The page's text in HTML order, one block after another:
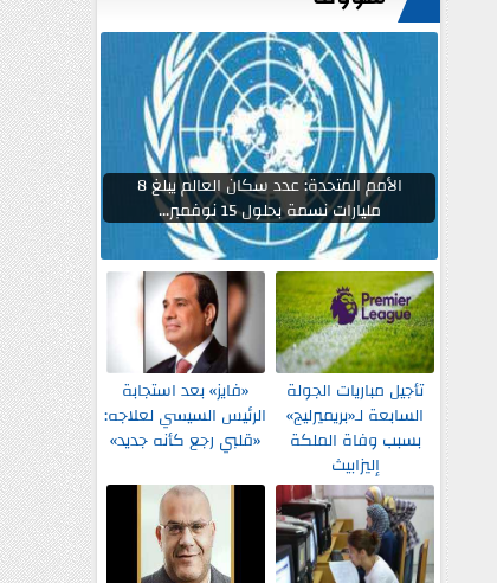
الأمم المتحدة: عدد سكان العالم يبلغ 8
مليارات نسمة بحلول 15 نوفمبر...
تأجيل مباريات الجولة
السابعة لـ«بريميرليج»
بسبب وفاة الملكة
إليزابيث
«فايز» بعد استجابة
الرئيس السيسي لعلاجه:
«قلبي رجع كأنه جديد»